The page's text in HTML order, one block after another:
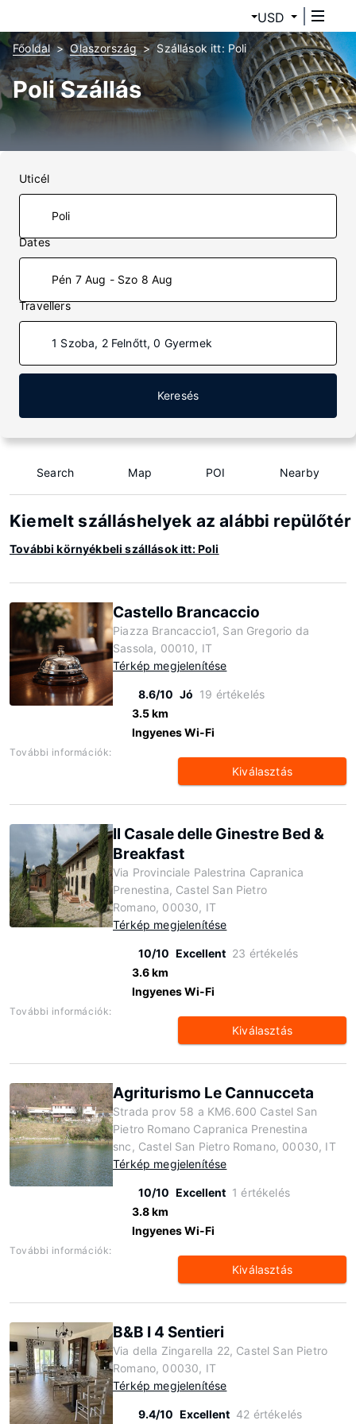
USD
Főoldal Olaszország Szállások itt: Poli
Poli Szállás
Uticél
Dates
Pén 7 Aug - Szo 8 Aug
Travellers
1 Szoba, 2 Felnőtt, 0 Gyermek
Keresés
Search Map POI Nearby
Kiemelt szálláshelyek az alábbi
További környékbeli szállások itt: Poli
Castello Brancaccio
Piazza Brancaccio1, San Gregorio da
Sassola, 00010, IT
Térkép megjelenítése
8.6/10 Jó 19 értékelés
3.5 km
Ingyenes Wi-Fi
További információk:
Kiválasztás
Il Casale delle Ginestre Bed &
Breakfast
Via Provinciale Palestrina Capranica
Prenestina, Castel San Pietro
Romano, 00030, IT
Térkép megjelenítése
10/10 Excellent 23 értékelés
3.6 km
Ingyenes Wi-Fi
További információk:
Kiválasztás
Agriturismo Le Cannucceta
Strada prov 58 a KM6.600 Castel San
Pietro Romano Capranica Prenestina
snc, Castel San Pietro Romano, 00030, IT
Térkép megjelenítése
10/10 Excellent 1 értékelés
3.8 km
Ingyenes Wi-Fi
További információk:
Kiválasztás
B&B I 4 Sentieri
Via della Zingarella 22, Castel San Pietro
Romano, 00030, IT
Térkép megjelenítése
9.4/10 Excellent 42 értékelés